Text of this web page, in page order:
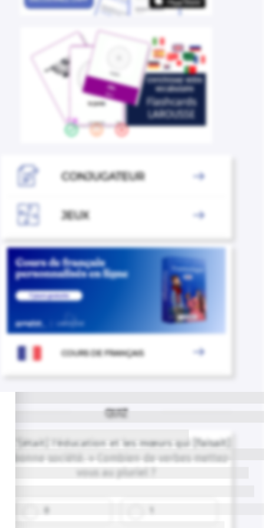
 CONJUGATEUR 
 JEUX 
COURS DE FRANÇAIS 
QUIZ
« C'[était] l'éducation et les mœurs qui [faisait]
la bonne société. » Combien de verbes mettez-
vous au pluriel ?